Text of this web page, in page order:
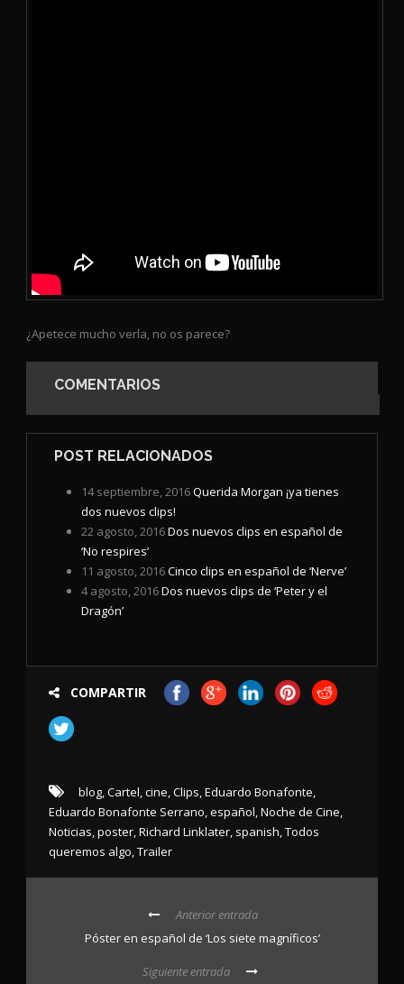
¿Apetece mucho verla, no os parece?
COMENTARIOS
POST RELACIONADOS
14 septiembre, 2016Querida Morgan ¡ya tienes
dos nuevos clips!
22 agosto, 2016Dos nuevos clips en español de
‘No respires’
11 agosto, 2016Cinco clips en español de ‘Nerve’
4 agosto, 2016Dos nuevos clips de ‘Peter y el
Dragón’
COMPARTIR
blog Cartel cine Clips Eduardo Bonafonte
Eduardo Bonafonte Serrano español Noche de Cine
Noticias poster Richard Linklater spanish Todos
queremos algo Trailer
Anterior entrada
Póster en español de ‘Los siete magníficos’
Siguiente entrada